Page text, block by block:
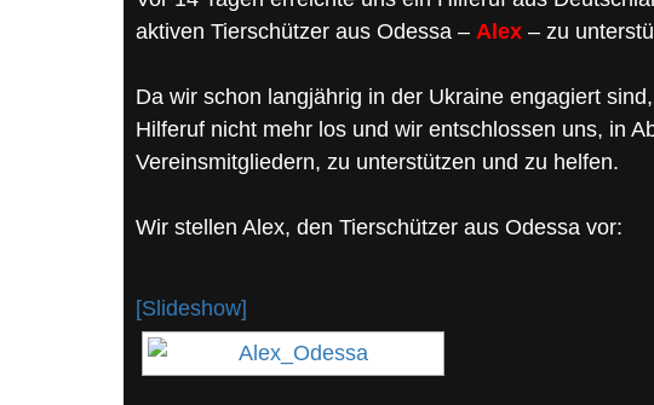
aktiven Tierschützer aus Odessa – Alex – zu
Da wir schon langjährig in der Ukraine engagiert
Hilferuf nicht mehr los und wir entschlossen uns, in
Vereinsmitgliedern, zu unterstützen und zu helfen.
Wir stellen Alex, den Tierschützer aus Odessa vor:
[Slideshow]